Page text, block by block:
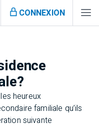
CONNEXION
heureux
familiale qu’ils
suivante